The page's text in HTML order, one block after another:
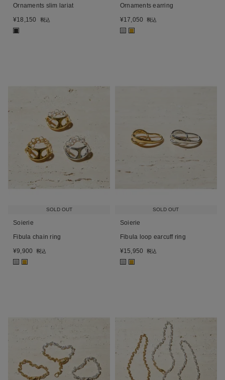
Ornaments slim lariat
¥18,150 税込
Ornaments earring
¥17,050 税込
SOLD OUT
Soierie
Fibula chain ring
¥9,900 税込
■ ■
SOLD OUT
Soierie
Fibula loop earcuff ring
¥15,950 税込
■ ■